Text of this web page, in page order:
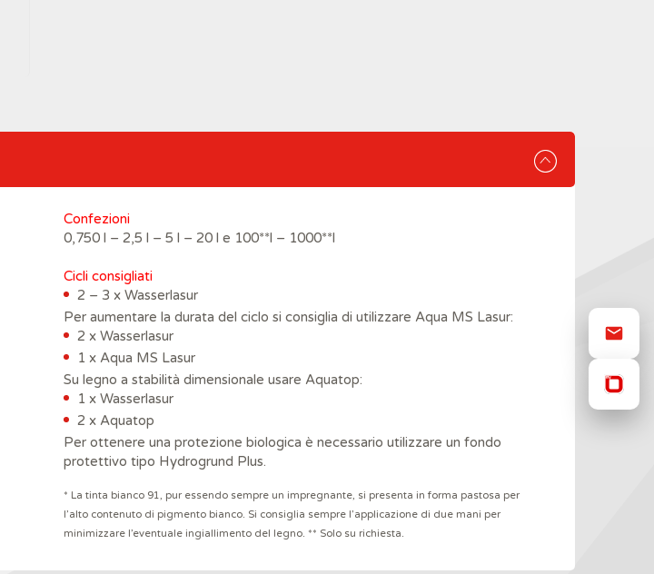
Confezioni
0,750 l – 2,5 l – 5 l – 20 l e 100**l – 1000**l
Cicli consigliati
2 – 3 x Wasserlasur
Per aumentare la durata del ciclo si consiglia di utilizzare Aqua MS Lasur:
2 x Wasserlasur
1 x Aqua MS Lasur
Su legno a stabilità dimensionale usare Aquatop:
1 x Wasserlasur
2 x Aquatop
Per ottenere una protezione biologica è necessario utilizzare un fondo
protettivo tipo Hydrogrund Plus.
* La tinta bianco 91, pur essendo sempre un impregnante, si presenta in forma pastosa per
l’alto contenuto di pigmento bianco. Si consiglia sempre l’applicazione di due mani per
minimizzare l’eventuale ingiallimento del legno. ** Solo su richiesta.